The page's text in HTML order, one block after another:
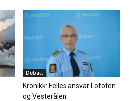
Debatt
Kronikk: Felles ansvar Lofoten
og Vesterålen